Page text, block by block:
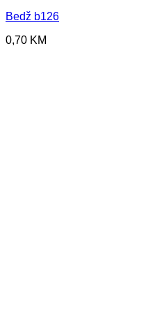
Bedž b126
0,70 KM